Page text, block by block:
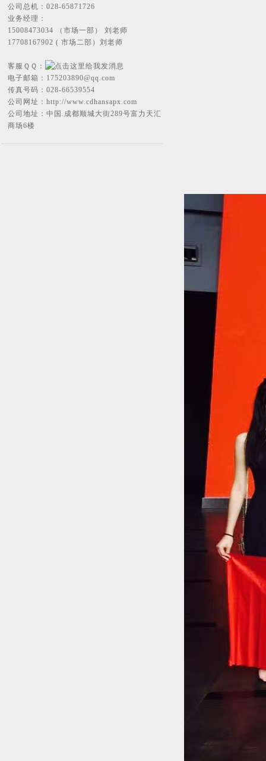
公司总机：028-65871726
业务经理：
15008473034 （市场一部） 刘老师
17708167902 ( 市场二部）刘老师
客服ＱＱ：
电子邮箱： 175203890@qq.com
传真号码：028-66539554
公司网址： http://www.cdhansapx.com
公司地址：中国.成都顺城大街289号富力天汇
商场6楼